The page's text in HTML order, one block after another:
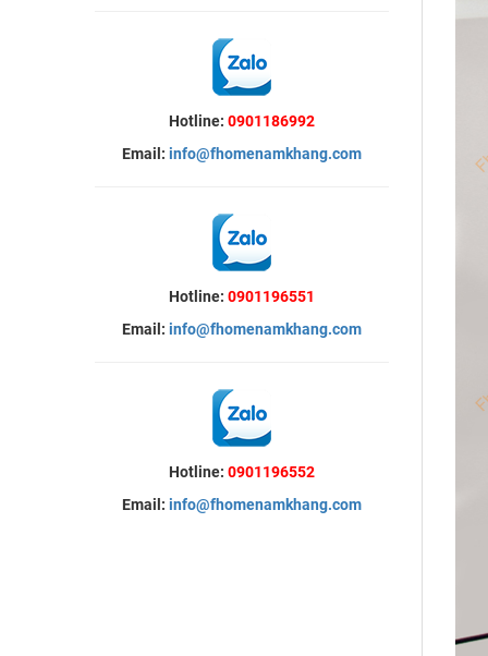
Hotline: 0901186992
Email: info@fhomenamkhang.com
Hotline: 0901196551
Email: info@fhomenamkhang.com
Hotline: 0901196552
Email: info@fhomenamkhang.com